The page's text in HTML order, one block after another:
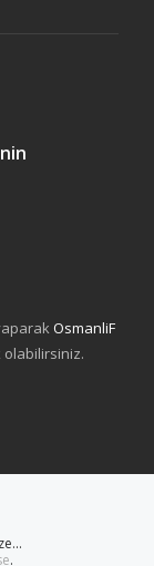
OsmanliF
.